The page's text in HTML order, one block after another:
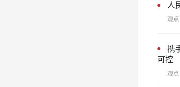
人
观点
携
可控
观点